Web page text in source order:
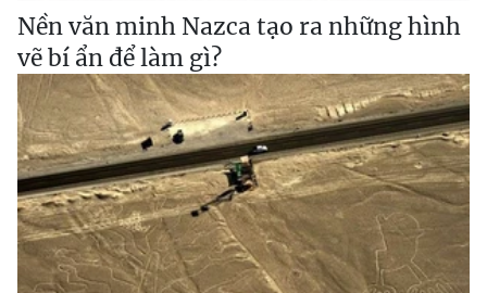
Nền văn minh Nazca tạo ra những hình
vẽ bí ẩn để làm gì?